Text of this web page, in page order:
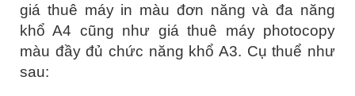
giá thuê máy in màu đơn năng và đa năng
khổ A4 cũng như giá thuê máy photocopy
màu đầy đủ chức năng khổ A3. Cụ thuể như
sau: